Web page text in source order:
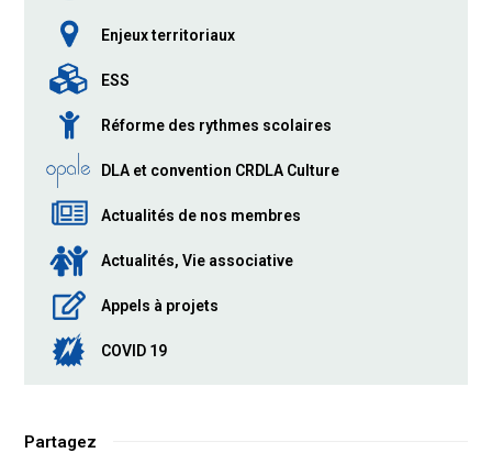
Enjeux territoriaux
ESS
Réforme des rythmes scolaires
DLA et convention CRDLA Culture
Actualités de nos membres
Actualités, Vie associative
Appels à projets
COVID 19
Partagez